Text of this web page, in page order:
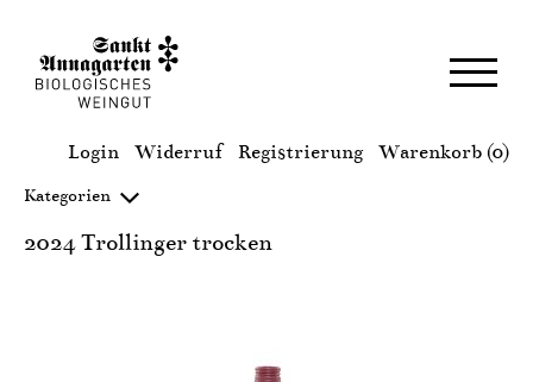
Login Widerruf Registrierung Warenkorb (0)
Kategorien
2024 Trollinger trocken